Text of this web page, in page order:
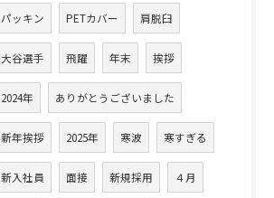
パッキン PETカバー 肩脱臼
大谷選手 飛躍 年末 挨拶
2024年 ありがとうございました
新年挨拶 2025年 寒波 寒すぎる
新入社員 面接 新規採用 ４月